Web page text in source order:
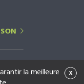
x
la meilleure